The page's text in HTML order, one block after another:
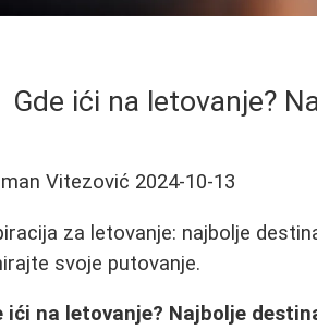
Gde ići na letovanje?
Vitezović 2024-10-13
za letovanje: najbolje
svoje putovanje.
ići na letovanje? Najbolje